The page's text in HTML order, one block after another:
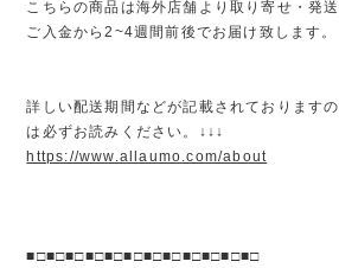
こちらの商品は海外店舗より取り寄せ・発送
ご入金から2~4週間前後でお届け致します。
詳しい配送期間などが記載されております
は必ずお読みください。↓↓↓
https://www.allaumo.com/about
■□■□■□■□■□■□■□■□■□■□■□■□